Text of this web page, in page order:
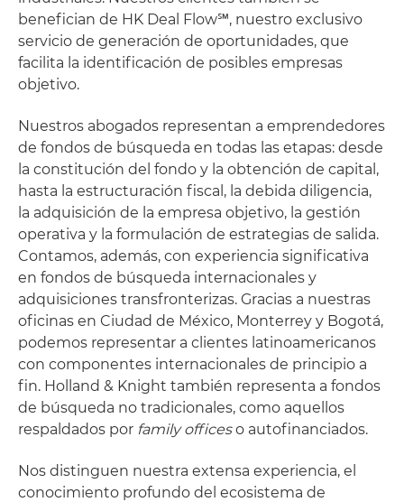
benefician de HK Deal Flow℠, nuestro exclusivo
servicio de generación de oportunidades, que
facilita la identificación de posibles empresas
objetivo.
Nuestros abogados representan a emprendedores
de fondos de búsqueda en todas las etapas: desde
la constitución del fondo y la obtención de capital,
hasta la estructuración fiscal, la debida diligencia,
la adquisición de la empresa objetivo, la gestión
operativa y la formulación de estrategias de salida.
Contamos, además, con experiencia significativa
en fondos de búsqueda internacionales y
adquisiciones transfronterizas. Gracias a nuestras
oficinas en Ciudad de México, Monterrey y Bogotá,
podemos representar a clientes latinoamericanos
con componentes internacionales de principio a
fin. Holland & Knight también representa a fondos
de búsqueda no tradicionales, como aquellos
respaldados por family officeso autofinanciados.
Nos distinguen nuestra extensa experiencia, el
conocimiento profundo del ecosistema de